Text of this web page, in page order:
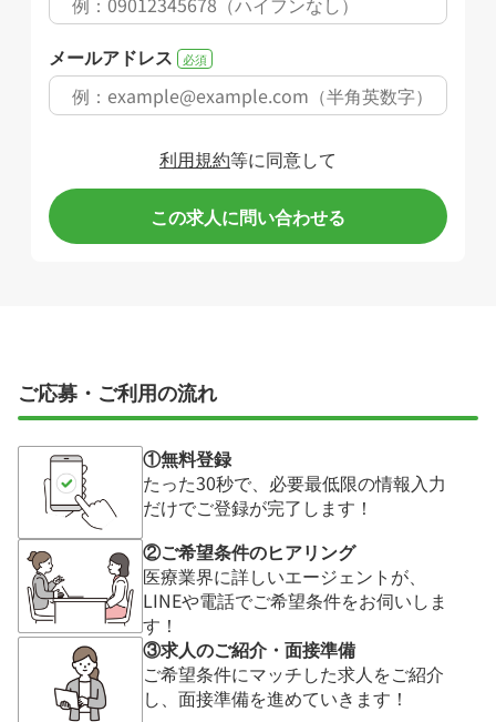
メールアドレス 必須
利用規約等に同意して
この求人に問い合わせる
ご応募・ご利用の流れ
①無料登録
たった30秒で、必要最低限の情報入力
だけでご登録が完了します！
②ご希望条件のヒアリング
医療業界に詳しいエージェントが、
LINEや電話でご希望条件をお伺いしま
す！
③求人のご紹介・面接準備
ご希望条件にマッチした求人をご紹介
し、面接準備を進めていきます！